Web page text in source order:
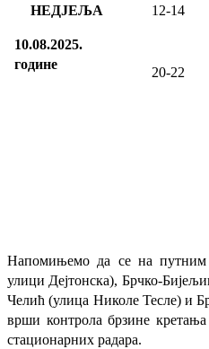
НЕДЈЕЉА
10.08.2025.
године
12-14
20-22
Напомињемо да се на
улици Дејтонска), Брчко-
Челић (улица Николе Тесле) и
врши контрола брзине
стационарних радара.